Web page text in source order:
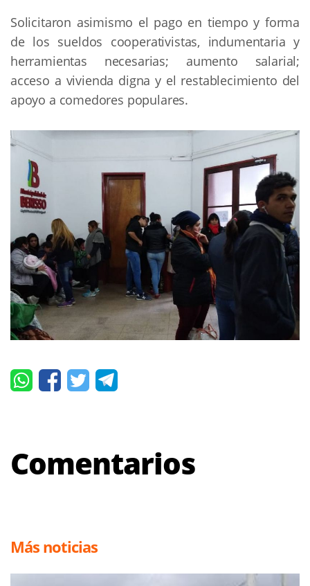
Solicitaron asimismo el pago en tiempo y forma
de los sueldos cooperativistas, indumentaria y
herramientas necesarias; aumento salarial;
acceso a vivienda digna y el restablecimiento del
apoyo a comedores populares.
Comentarios
Más noticias